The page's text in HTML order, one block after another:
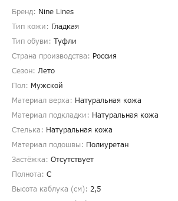
Бренд: Nine Lines
Тип кожи: Гладкая
Тип обуви: Туфли
Страна производства: Россия
Сезон: Лето
Пол: Мужской
Материал верха: Натуральная кожа
Материал подкладки: Натуральная кожа
Стелька: Натуральная кожа
Материал подошвы: Полиуретан
Застёжка: Отсутствует
Полнота: С
Высота каблука (см): 2,5